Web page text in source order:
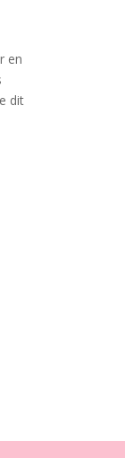
en
dit